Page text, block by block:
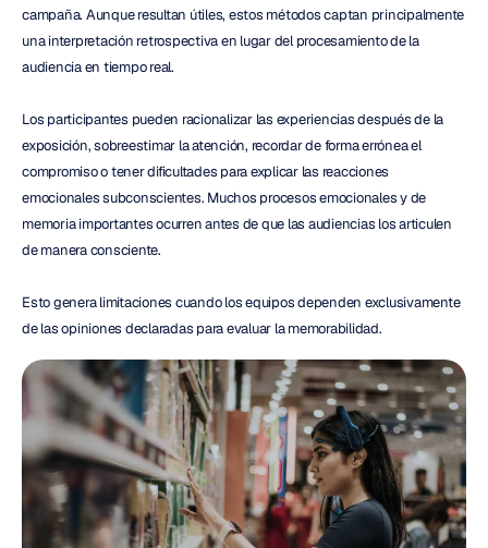
campaña. Aunque resultan útiles, estos métodos captan principalmente
una interpretación retrospectiva en lugar del procesamiento de la
audiencia en tiempo real.
Los participantes pueden racionalizar las experiencias después de la
exposición, sobreestimar la atención, recordar de forma errónea el
compromiso o tener dificultades para explicar las reacciones
emocionales subconscientes. Muchos procesos emocionales y de
memoria importantes ocurren antes de que las audiencias los articulen
de manera consciente.
Esto genera limitaciones cuando los equipos dependen exclusivamente
de las opiniones declaradas para evaluar la memorabilidad.